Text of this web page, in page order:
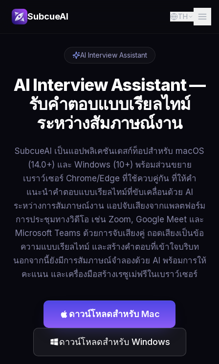
SubcueAI TH
AI Interview Assistant
AI Interview Assistant —
รับคำตอบแบบเรียลไทม์
ระหว่างสัมภาษณ์งาน
SubcueAI เป็นแอปพลิเคชันเดสก์ท็อปสำหรับ macOS
(14.0+) และ Windows (10+) พร้อมส่วนขยาย
เบราว์เซอร์ Chrome/Edge ที่ใช้ควบคู่กัน ที่ให้คำ
แนะนำคำตอบแบบเรียลไทม์ที่ขับเคลื่อนด้วย AI
ระหว่างการสัมภาษณ์งาน แอปจับเสียงจากแพลตฟอร์ม
การประชุมทางวิดีโอ เช่น Zoom, Google Meet และ
Microsoft Teams ด้วยการจับเสียงคู่ ถอดเสียงเป็นข้อ
ความแบบเรียลไทม์ และสร้างคำตอบที่เข้าใจบริบท
นอกจากนี้ยังมีการสัมภาษณ์จำลองด้วย AI พร้อมการให้
คะแนน และเครื่องมือสร้างเรซูเม่ฟรีในเบราว์เซอร์
ดาวน์โหลดสำหรับ Mac
ดาวน์โหลดสำหรับ Windows